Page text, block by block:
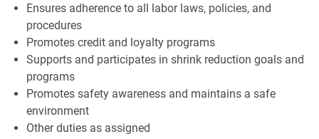
Ensures adherence to all labor laws, policies, and
procedures
Promotes credit and loyalty programs
Supports and participates in shrink reduction goals and
programs
Promotes safety awareness and maintains a safe
environment
Other duties as assigned